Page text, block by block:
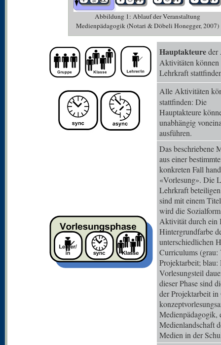
Abbildung 1: Ablauf der Veranstaltung
Medienpädagogik (Notari & Döbeli Honegger, 2007)
Hauptakteureder
Aktivitäten können
Lehrkraft
Alle Aktivitäten
stattfinden: Die
Hauptakteure
unabhängig
ausführen.
Das beschriebene
aus einer
konkreten Fall
«Vorlesung». Die
Lehrkraft
sind mit einem
wird die
Aktivität durch ein
Hintergrundfarbe
unterschiedlichen
Curriculums
Projektarbeit; blau:
Vorlesungsteil
dieser Phase sind
der Projektarbeit
Medienpädagogik,
Medienlandschaft
Medien in der